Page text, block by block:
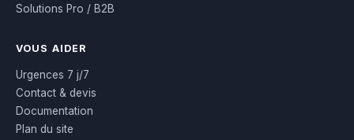
Solutions Pro / B2B
VOUS AIDER
Urgences 7 j/7
Contact & devis
Documentation
Plan du site